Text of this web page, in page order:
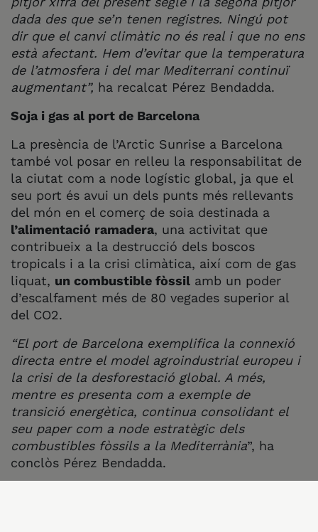
dada des que se’n tenen registres. Ningú pot
dir que el canvi climàtic no és real i que no ens
està afectant. Hem d’evitar que la temperatura
de l’atmosfera i del mar Mediterrani continuï
augmentant”, ha recalcat Pérez Bendadda.
Soja i gas al port de Barcelona
La presència de l’Arctic Sunrise a Barcelona
també vol posar en relleu la responsabilitat de
la ciutat com a node logístic global, ja que el
seu port és avui un dels punts més rellevants
del món en el comerç de soia destinada a
l’alimentació ramadera, una activitat que
contribueix a la destrucció dels boscos
tropicals i a la crisi climàtica, així com de gas
liquat, un combustible fòssil amb un poder
d’escalfament més de 80 vegades superior al
del CO2.
“El port de Barcelona exemplifica la connexió
directa entre el model agroindustrial europeu i
la crisi de la desforestació global. A més,
mentre es presenta com a exemple de
transició energètica, continua consolidant el
seu paper com a node estratègic dels
combustibles fòssils a la Mediterrània”, ha
conclòs Pérez Bendadda.